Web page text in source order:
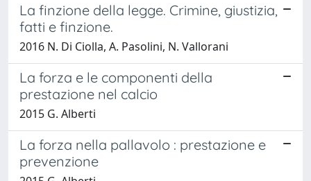
La finzione della legge. Crimine, giustizia,
fatti e finzione.
2016 N. Di Ciolla, A. Pasolini, N. Vallorani
La forza e le componenti della
prestazione nel calcio
2015 G. Alberti
La forza nella pallavolo : prestazione e
prevenzione